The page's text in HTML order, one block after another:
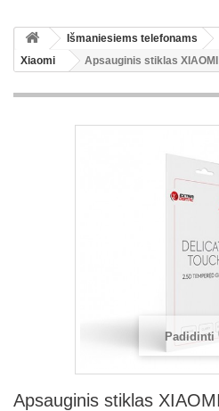
Išmaniesiems telefonams
Xiaomi
Apsauginis stiklas
Padidinti
Apsauginis stiklas